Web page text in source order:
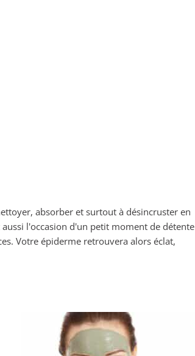
absorber et surtout à désincruster en
l'occasion d'un petit moment de détente
Votre épiderme retrouvera alors éclat,